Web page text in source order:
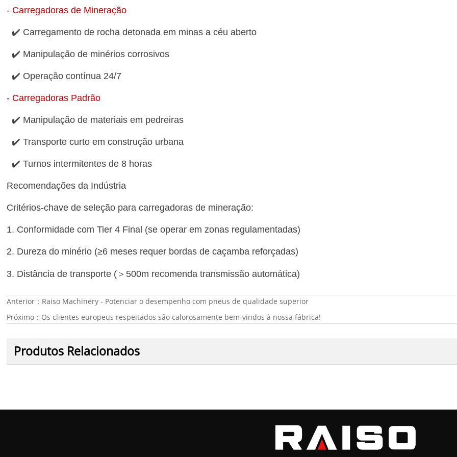
- Carregadoras de Mineração
✔️ Carregamento de rocha detonada em minas a céu aberto
✔️ Manipulação de minérios corrosivos
✔️ Operação contínua 24/7
- Carregadoras Padrão
✔️ Manipulação de materiais em pedreiras
✔️ Transporte curto em construção urbana
✔️ Turnos intermitentes de 8 horas
Recomendações da Indústria
Critérios-chave de seleção para carregadoras de mineração:
1. Conformidade com Tier 4 Final (se operar em zonas regulamentadas)
2. Dureza do minério (≥6 meses requer bordas de caçamba reforçadas)
3. Distância de transporte ( ＞ 500m recomenda transmissão automática)
Anterior： Raiso Machinery - Potenciar o desempenho com pneus de qualidade superior
Próximo： Os clientes europeus respeitados são calorosamente bem-vindos à nossa fábrica!
Produtos Relacionados